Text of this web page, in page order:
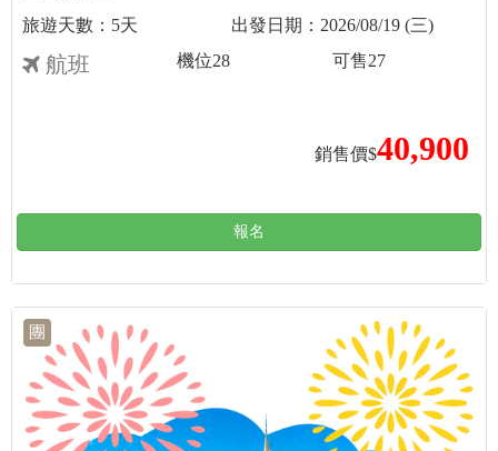
5天 2026/08/19 (三)
航班
銷售價$40,900
機位28 可售27
報名
團